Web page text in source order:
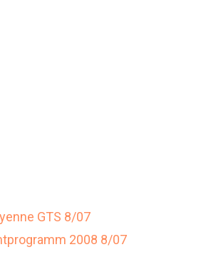
GTS 8/07
2008 8/07